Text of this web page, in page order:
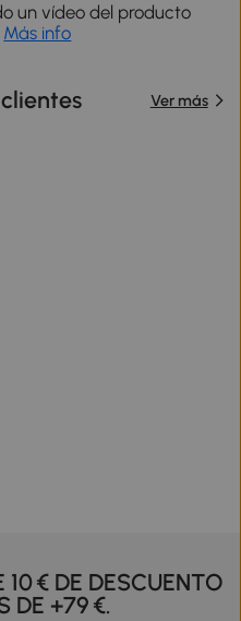
un vídeo del producto
Más info
Ver más
10 € DE DESCUENTO
DE +79 €.